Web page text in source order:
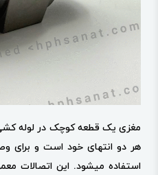
مغزی یک قطعه کوچک در لوله کشی
هر دو انتهای خود است و برای
استفاده میشود. این اتصالات